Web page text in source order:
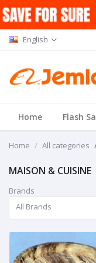
English
Home Flash
Home All categories
MAISON & CUISINE
Brands
All Brands